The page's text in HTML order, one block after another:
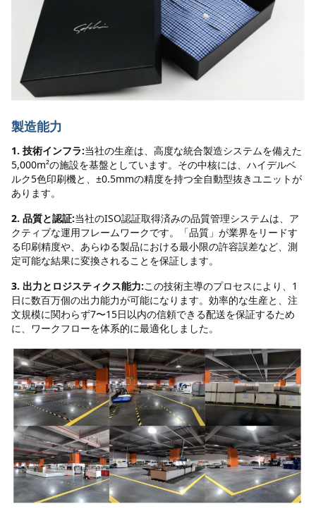
製造能力
1. 技術インフラ:当社の生産は、高度な統合製造システムを備えた
5,000m²の施設を基盤としています。その中核には、ハイデルベ
ルク5色印刷機と、±0.5mmの精度を持つ全自動型抜きユニットが
あります。
2. 品質と認証:当社のISO認証取得済みの品質管理システムは、ア
クティブな運用フレームワークです。「品質」が業界をリードす
る印刷精度や、あらゆる製品における最小限の許容誤差など、測
定可能な結果に変換されることを保証します。
3. 出力とロジスティクス能力:この技術主導のプロセスにより、1
日に数百万個の出力能力が可能になります。効率的な生産と、注
文規模に関わらず7〜15日以内の信頼できる配送を保証するため
に、ワークフローを体系的に最適化しました。